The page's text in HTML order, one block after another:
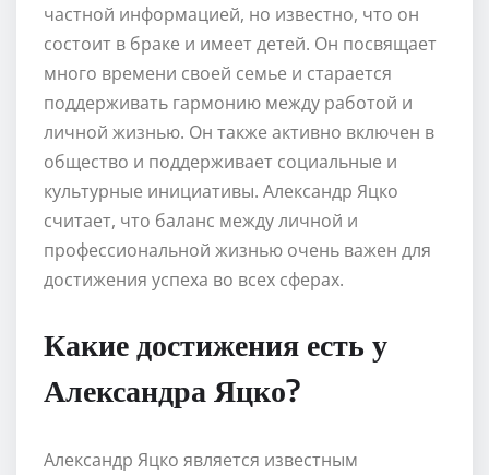
частной информацией, но известно, что он
состоит в браке и имеет детей. Он посвящает
много времени своей семье и старается
поддерживать гармонию между работой и
личной жизнью. Он также активно включен в
общество и поддерживает социальные и
культурные инициативы. Александр Яцко
считает, что баланс между личной и
профессиональной жизнью очень важен для
достижения успеха во всех сферах.
Какие достижения есть у
Александра Яцко?
Александр Яцко является известным